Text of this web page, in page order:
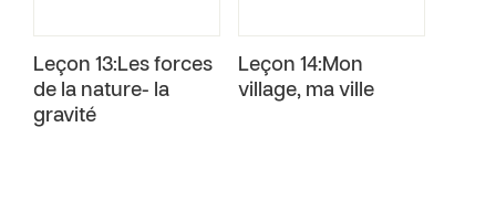
Leçon 13:Les forces
de la nature- la
gravité
Leçon 14:Mon
village, ma ville